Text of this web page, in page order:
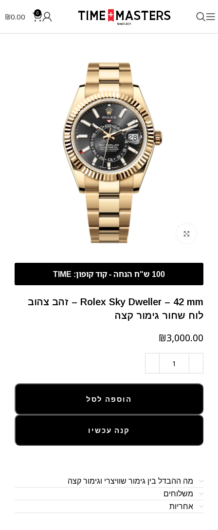
0
₪0.00
Rolex Sky Dweller – 42 mm – זהב צהוב
לוח שחור גימור קצה
₪
הוספה לסל
קנה עכשיו
מה ההבדל בין גימור שוויצרי וגימור קצה
משלוחים
אחריות